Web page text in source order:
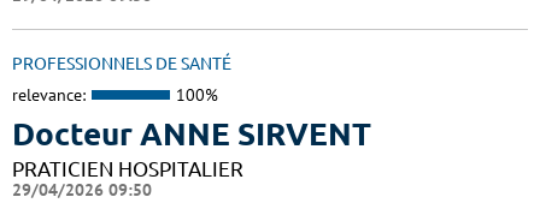
PROFESSIONNELS DE SANTÉ
relevance: 100%
Docteur ANNE SIRVENT
PRATICIEN HOSPITALIER
29/04/2026 09:50